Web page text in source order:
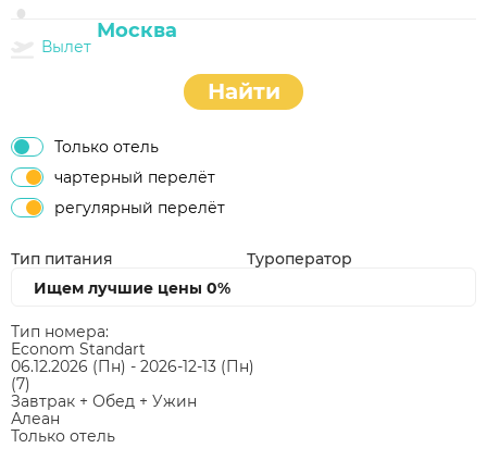
Вылет
Найти
Только отель
чартерный перелёт
регулярный перелёт
Тип питания
Туроператор
Ищем лучшие цены 0%
Тип номера:
Econom Standart
06.12.2026 (Пн) - 2026-12-13 (Пн)
(7)
Завтрак + Обед + Ужин
Алеан
Только отель